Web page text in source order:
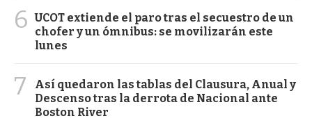
6 UCOT extiende el paro tras el secuestro de un
chofer y un ómnibus: se movilizarán este
lunes
7
Así quedaron las tablas del Clausura, Anual y
Descenso tras la derrota de Nacional ante
Boston River